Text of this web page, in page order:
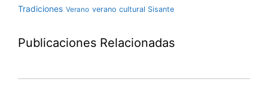
Tradiciones Verano verano cultural Sisante
Publicaciones Relacionadas